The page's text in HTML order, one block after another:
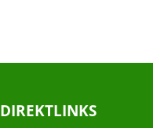
DIREKTLINKS